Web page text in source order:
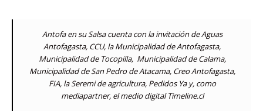
Antofa en su Salsa cuenta con la invitación de Aguas
Antofagasta, CCU, la Municipalidad de Antofagasta,
Municipalidad de Tocopilla, Municipalidad de Calama,
Municipalidad de San Pedro de Atacama, Creo Antofagasta,
FIA, la Seremi de agricultura, Pedidos Ya y, como
mediapartner, el medio digital Timeline.cl